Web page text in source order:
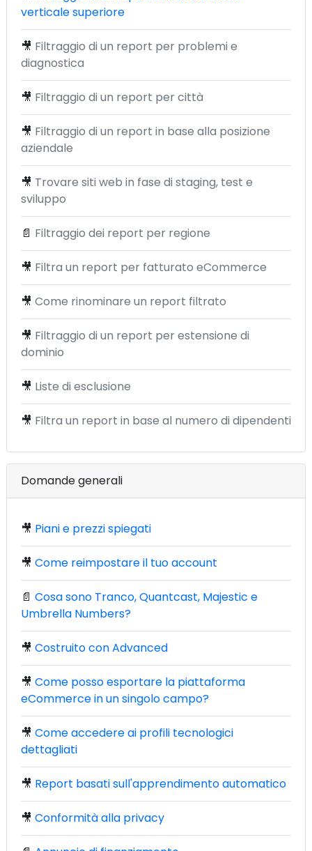
verticale superiore
🎥 Filtraggio di un report per problemi e
diagnostica
🎥 Filtraggio di un report per città
🎥 Filtraggio di un report in base alla posizione
aziendale
🎥 Trovare siti web in fase di staging, test e
sviluppo
📄 Filtraggio dei report per regione
🎥 Filtra un report per fatturato eCommerce
🎥 Come rinominare un report filtrato
🎥 Filtraggio di un report per estensione di
dominio
🎥 Liste di esclusione
🎥 Filtra un report in base al numero di dipendenti
Domande generali
🎥 Piani e prezzi spiegati
🎥 Come reimpostare il tuo account
📄 Cosa sono Tranco, Quantcast, Majestic e
Umbrella Numbers?
🎥 Costruito con Advanced
🎥 Come posso esportare la piattaforma
eCommerce in un singolo campo?
🎥 Come accedere ai profili tecnologici
dettagliati
🎥 Report basati sull'apprendimento automatico
🎥 Conformità alla privacy